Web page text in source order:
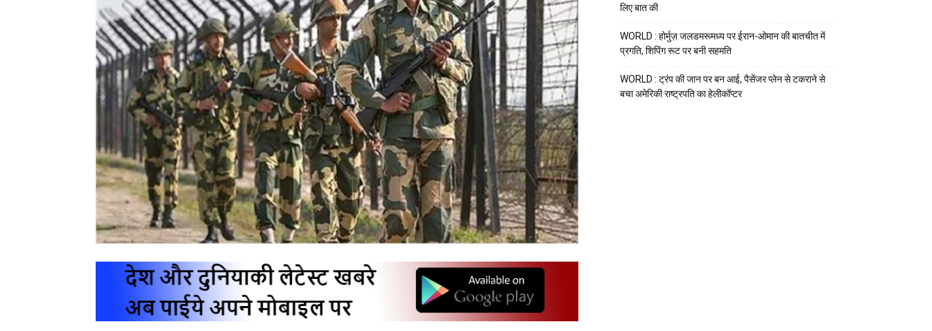
लिए बात की
WORLD : होर्मुज़ जलडमरूमध्य पर ईरान-ओमान की बातचीत में
प्रगति, शिपिंग रूट पर बनी सहमति
WORLD : ट्रंप की जान पर बन आई, पैसेंजर प्लेन से टकराने से
बचा अमेरिकी राष्ट्रपति का हेलीकॉप्टर